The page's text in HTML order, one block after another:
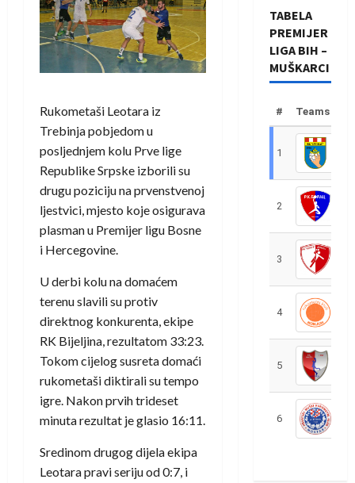
Rukometaši Leotara iz
Trebinja pobjedom u
posljednjem kolu Prve lige
Republike Srpske izborili su
drugu poziciju na prvenstvenoj
ljestvici, mjesto koje osigurava
plasman u Premijer ligu Bosne
i Hercegovine.
U derbi kolu na domaćem
terenu slavili su protiv
direktnog konkurenta, ekipe
RK Bijeljina, rezultatom 33:23.
Tokom cijelog susreta domaći
rukometaši diktirali su tempo
igre. Nakon prvih trideset
minuta rezultat je glasio 16:11.
Sredinom drugog dijela ekipa
Leotara pravi seriju od 0:7, i
TABELA
PREMIJER
LIGA BIH –
MUŠKARCI
# Teams
1
2
3
4
5
6